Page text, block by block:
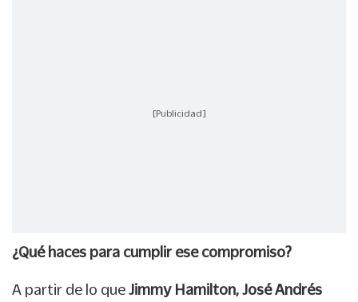
[Publicidad]
¿Qué haces para cumplir ese compromiso?
A partir de lo que Jimmy Hamilton, José Andrés